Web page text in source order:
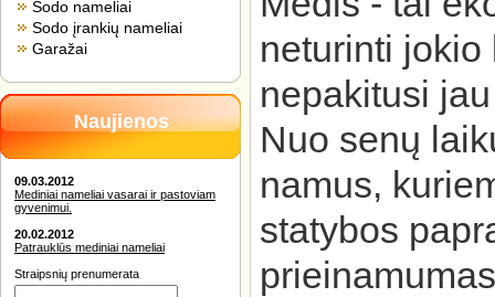
Sodo nameliai
Sodo įrankių nameliai
Garažai
Naujienos
09.03.2012
Mediniai nameliai vasarai ir pastoviam
gyvenimui.
20.02.2012
Patrauklūs mediniai nameliai
Straipsnių prenumerata
neturinti
nepakitusi
Nuo senų
namus,
statybos